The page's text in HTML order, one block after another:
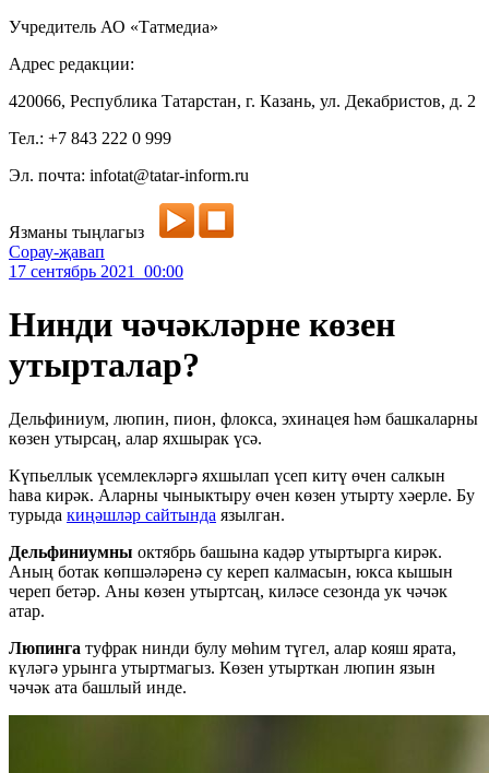
Учредитель АО «Татмедиа»
Адрес редакции:
420066, Республика Татарстан, г. Казань, ул. Декабристов, д. 2
Тел.: +7 843 222 0 999
Эл. почта: infotat@tatar-inform.ru
Язманы тыңлагыз
Сорау-җавап
17 сентябрь 2021 00:00
Нинди чәчәкләрне көзен
утырталар?
Дельфиниум, люпин, пион, флокса, эхинацея һәм башкаларны
көзен утырсаң, алар яхшырак үсә.
Күпьеллык үсемлекләргә яхшылап үсеп китү өчен салкын
һава кирәк. Аларны чыныктыру өчен көзен утырту хәерле. Бу
турыда киңәшләр сайтында язылган.
Дельфиниумны октябрь башына кадәр утыртырга кирәк.
Аның ботак көпшәләренә су кереп калмасын, юкса кышын
череп бетәр. Аны көзен утыртсаң, киләсе сезонда ук чәчәк
атар.
Люпинга туфрак нинди булу мөһим түгел, алар кояш ярата,
күләгә урынга утыртмагыз. Көзен утырткан люпин язын
чәчәк ата башлый инде.